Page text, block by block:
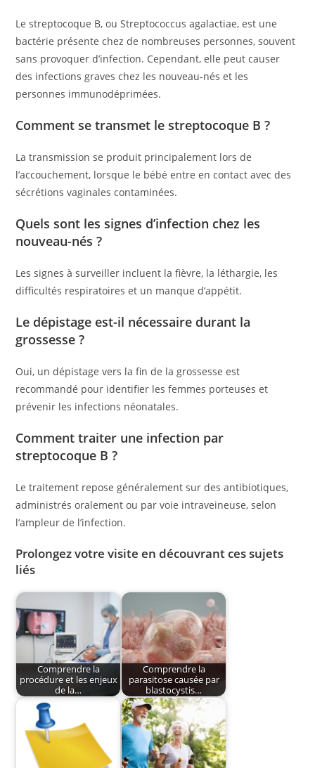
Le streptocoque B, ou Streptococcus agalactiae, est une
bactérie présente chez de nombreuses personnes, souvent
sans provoquer d’infection. Cependant, elle peut causer
des infections graves chez les nouveau-nés et les
personnes immunodéprimées.
Comment se transmet le streptocoque B ?
La transmission se produit principalement lors de
l’accouchement, lorsque le bébé entre en contact avec des
sécrétions vaginales contaminées.
Quels sont les signes d’infection chez les
nouveau-nés ?
Les signes à surveiller incluent la fièvre, la léthargie, les
difficultés respiratoires et un manque d’appétit.
Le dépistage est-il nécessaire durant la
grossesse ?
Oui, un dépistage vers la fin de la grossesse est
recommandé pour identifier les femmes porteuses et
prévenir les infections néonatales.
Comment traiter une infection par
streptocoque B ?
Le traitement repose généralement sur des antibiotiques,
administrés oralement ou par voie intraveineuse, selon
l’ampleur de l’infection.
Prolongez votre visite en découvrant ces sujets
liés
Comprendre la
procédure et les enjeux
de la…
Comprendre la
parasitose causée par
blastocystis…